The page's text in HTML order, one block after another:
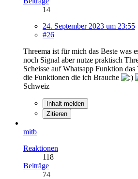
14
24. September 2023 um 23:55
#26
Threema ist für mich das Beste was
noch Signal aber nutze praktisch
Scheisse auf Whatsapp Funktion
die Funktionen die ich Brauche
Schweiz
Inhalt melden
Zitieren
mitb
Reaktionen
118
Beiträge
74